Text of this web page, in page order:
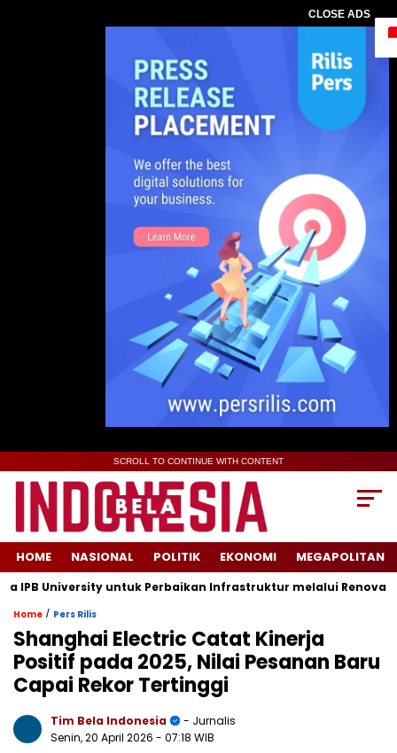
CLOSE ADS
SCROLL TO CONTINUE WITH CONTENT
HOME NASIONAL POLITIK EKONOMI MEGAPOLITAN
University untuk Perbaikan Infrastruktur melalui Renovasi
Home / Pers Rilis
Shanghai Electric Catat Kinerja
Positif pada 2025, Nilai Pesanan Baru
Capai Rekor Tertinggi
Tim Bela Indonesia
- Jurnalis
Senin, 20 April 2026 - 07:18 WIB